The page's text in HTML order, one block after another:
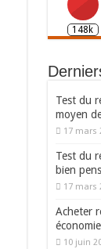
148k
Test du
moyen
17 mars
Test du
bien
17 mars
Acheter
10 juin